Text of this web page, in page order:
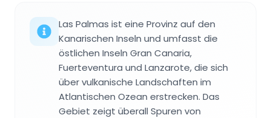
Las Palmas ist eine Provinz auf den
Kanarischen Inseln und umfasst die
östlichen Inseln Gran Canaria,
Fuerteventura und Lanzarote, die sich
über vulkanische Landschaften im
Atlantischen Ozean erstrecken. Das
Gebiet zeigt überall Spuren von